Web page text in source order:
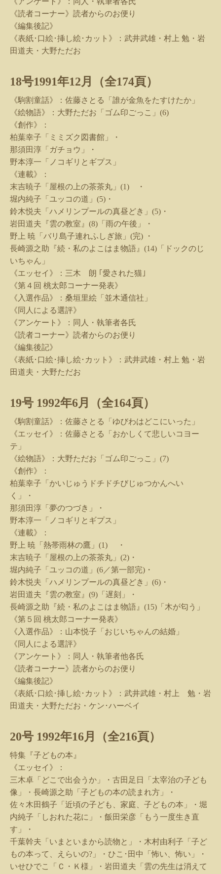
《読者コーナー》読者からのお便り
《編集後記》
《表紙･口絵･挿し絵･カット》：武井武雄・村上 勉・岩
田道夫・大野ただお
18号1991年12月（全174頁）
《駒割童話》：佐藤さとる「誰が金魚をたすけたか」
《絵物語》：大野ただお「ゴム印ごっこ」 (6)
《創作》：
柏葉幸子「ミミズク図書館」・
那須田淳「ガチョウ」・
野本淳一「ノコギリとギプス」
《連載》：
末吉暁子「屋根の上の茶茶丸」 (1) ・
堀内純子「ユッコの道」 (5) ・
鈴木悦夫「ハメリンプールの真昼どき」 (5) ・
岩田道夫『雲の教室』 (8) 「雨の午後」・
野上 暁「バリ島子連れふしぎ旅」 (完)
・
長崎源之助『続・私のよこはま物語』 (14) 「ドックのじ
いちゃん」
《エッセイ》：三木 朗 ｢愛された猫｣
《第４回 桃太郎コーナー発表》
《入選作品》：桑垣里絵「並木通信社」
《同人による選評》
《アンケート》：同人・執筆者各氏
《読者コーナー》読者からのお便り
《編集後記》
《表紙･口絵･挿し絵･カット》：武井武雄・村上 勉・岩
田道夫・大野ただお
19号 1992年6月（全164頁）
《駒割童話》：佐藤さとる「ゆびわはどこにいった」
《エッセイ》：佐藤さとる「おかしくて悲しいコヨー
テ」
《絵物語》：大野ただお「ゴム印ごっこ」 (7)
《創作》：
柏葉幸子「かいじゅうドチドチびじゅつかんへい
く」・
那須田淳「夢のつづき」・
野本淳一「ノコギリとギプス」
《連載》：
野上 暁「熱帯雨林の鷹」 (1) ・
末吉暁子「屋根の上の茶茶丸」 (2) ・
堀内純子「ユッコの道」 (6／第一部完) ・
鈴木悦夫「ハメリンプールの真昼どき」 (6) ・
岩田道夫『雲の教室』 (9) 「遅刻」・
長崎源之助『続・私のよこはま物語』 (15) 「木が匂う」
《第５回 桃太郎コーナー発表》
《入選作品》：山本悦子「おじいちゃんの結婚」
《同人による選評》
《アンケート》：同人・執筆者他各氏
《読者コーナー》読者からのお便り
《編集後記》
《表紙･口絵･挿し絵･カット》：武井武雄・村上 勉・岩
田道夫・大野ただお・ケン･ハーベイ
20号 1992年16月（全216頁）
特集『子どもの本』
《エッセイ》：
三木卓「どこで出会うか」・古田足日「太宰治の子ども
像」・長崎源之助「子どもの本の読まれ方」・
佐々木田鶴子「近頃の子ども、家庭、子どもの本」・堀
内純子「しおれた花に」・飯田栄彦「もう一度生き直
す」・
千葉幹夫「いまといまから読物と」・木村由利子「子ど
もの本って、えらいの? 」・ひこ･田中「怖い、怖い」・
いせひでこ「Ｃ・Ｋ様」・岩田道夫「雲の先生は消えて